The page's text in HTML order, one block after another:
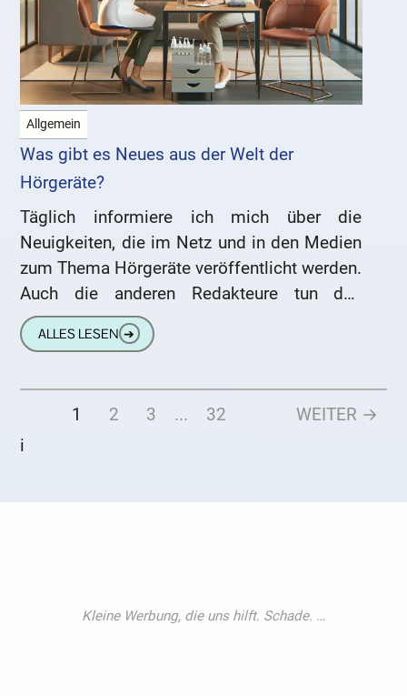
Allgemein
Was gibt es Neues aus der Welt der
Hörgeräte?
Täglich informiere ich mich über die
Neuigkeiten, die im Netz und in den Medien
zum Thema Hörgeräte veröffentlicht werden.
Auch die anderen Redakteure tun das
meines Wissens intensiv. Und es
ALLES LESEN ➔
1 2 3 ... 32
WEITER →
i